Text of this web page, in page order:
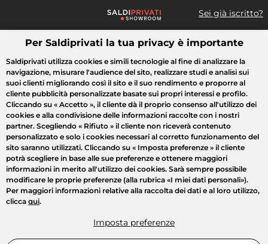
Sei già iscritto?
Cosa cerchi?
Tutte le vendite Moda Casa Bellezza Elettrodomestici
Per Saldiprivati la tua privacy è importante
Saldiprivati utilizza cookies e simili tecnologie al fine di analizzare la
navigazione, misurare l'audience del sito, realizzare studi e analisi sui
suoi clienti migliorando così il sito e il suo rendimento e proporre al
cliente pubblicità personalizzate basate sui propri interessi e profilo.
Cliccando su « Accetto », il cliente dà il proprio consenso all'utilizzo dei
cookies e alla condivisione delle informazioni raccolte con i nostri
partner. Scegliendo « Rifiuto » il cliente non riceverà contenuto
personalizzato e solo i cookies necessari al corretto funzionamento del
sito saranno utilizzati. Cliccando su « Imposta preferenze » il cliente
potrà scegliere in base alle sue preferenze e ottenere maggiori
informazioni in merito all'utilizzo dei cookies. Sarà sempre possibile
modificare le proprie preferenze (alla rubrica «I miei dati personali»).
Per maggiori informazioni relative alla raccolta dei dati e al loro utilizzo,
clicca qui.
Imposta preferenze